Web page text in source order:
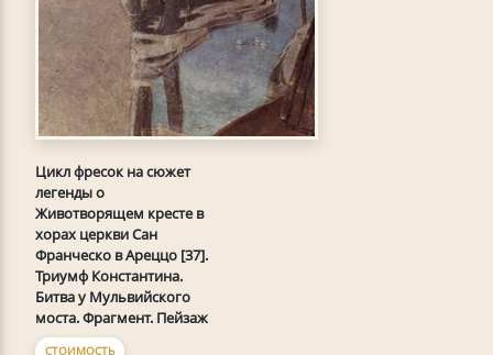
Цикл фресок на сюжет
легенды о
Животворящем кресте в
хорах церкви Сан
Франческо в Ареццо [37].
Триумф Константина.
Битва у Мульвийского
моста. Фрагмент. Пейзаж
СТОИМОСТЬ